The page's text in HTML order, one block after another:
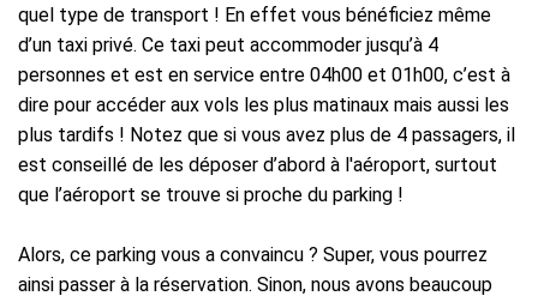
quel type de transport ! En effet vous bénéficiez même
d’un taxi privé. Ce taxi peut accommoder jusqu’à 4
personnes et est en service entre 04h00 et 01h00, c’est à
dire pour accéder aux vols les plus matinaux mais aussi les
plus tardifs ! Notez que si vous avez plus de 4 passagers, il
est conseillé de les déposer d’abord à l'aéroport, surtout
que l’aéroport se trouve si proche du parking !
Alors, ce parking vous a convaincu ? Super, vous pourrez
ainsi passer à la réservation. Sinon, nous avons beaucoup